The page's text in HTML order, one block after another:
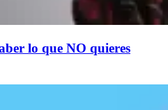
lo que NO quieres